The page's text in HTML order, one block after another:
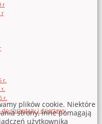
r
r
r.
r.
r.
sprzedaży i dzierżawy
plików cookie. Niektóre
strony, inne pomagają
użytkownika